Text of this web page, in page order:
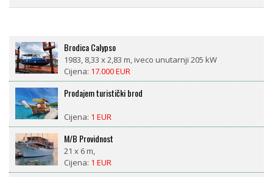
Brodica Calypso
1983, 8,33 x 2,83 m, iveco unutarnji 205 kW
Cijena: 17.000 EUR
Prodajem turistički brod
Cijena: 1 EUR
M/B Providnost
21 x 6 m,
Cijena: 1 EUR